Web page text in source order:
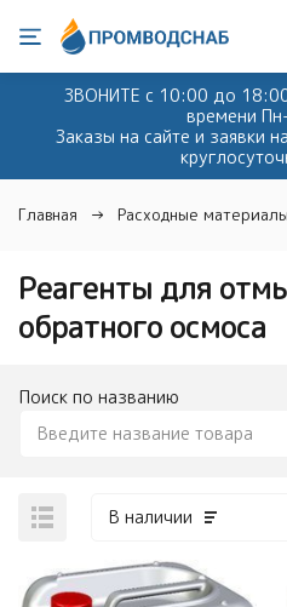
ЗВОНИТЕ с 10:00 до
времени
Заказы на сайте и заявки
Главная Расходные материалы
Реагенты для
обратного осмоса
Поиск по названию
В наличии